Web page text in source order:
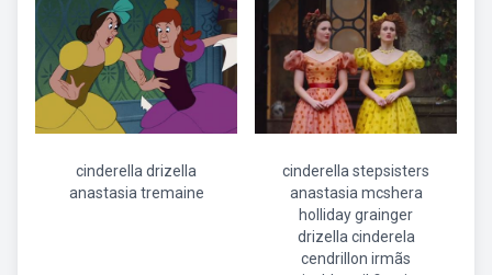
cinderella drizella
anastasia tremaine
cinderella stepsisters
anastasia mcshera
holliday grainger
drizella cinderela
cendrillon irmãs